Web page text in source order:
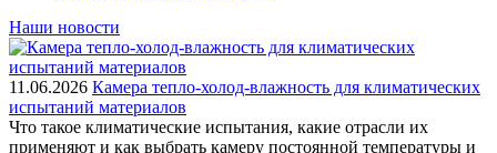
Наши новости
11.06.2026 Камера тепло-холод-влажность для климатических
испытаний материалов
Что такое климатические испытания, какие отрасли их
применяют и как выбрать камеру постоянной температуры и